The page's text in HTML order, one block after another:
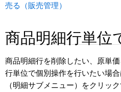
売る（販売管理）
商品明細行単位
商品明細行を削除したい、原単
行単位で個別操作を行いたい場
（明細サブメニュー）をクリッ